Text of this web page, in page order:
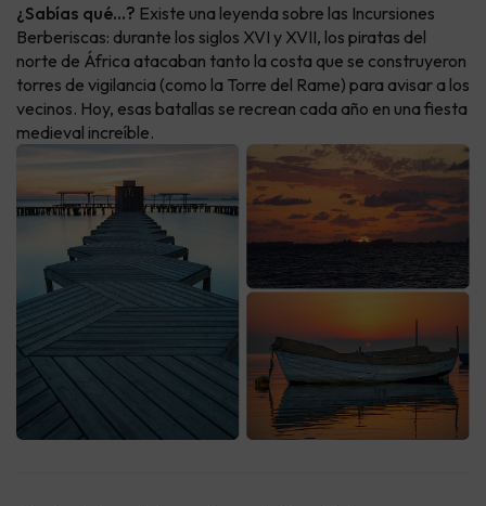
¿Sabías qué...? Existe una leyenda sobre las Incursiones
Berberiscas: durante los siglos XVI y XVII, los piratas del
norte de África atacaban tanto la costa que se construyeron
torres de vigilancia (como la Torre del Rame) para avisar a los
vecinos. Hoy, esas batallas se recrean cada año en una fiesta
medieval increíble.